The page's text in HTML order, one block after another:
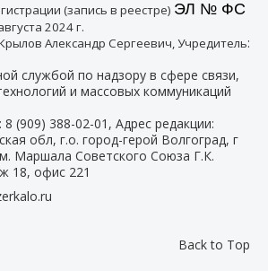
(запись в реестре) ЭЛ № ФС
2024 г.
Александр Сергеевич, Учредитель:
службой по надзору в сфере связи,
и массовых коммуникаций
8 (909) 388-02-01 , Адрес редакции:
обл, г.о. город-герой Волгоград, г
Маршала Советского Союза Г.К.
18, офис 221
Back to Top